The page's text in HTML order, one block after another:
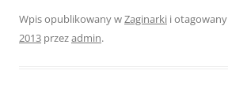
Wpis opublikowany wZaginarki i otagowany
2013 przezadmin.